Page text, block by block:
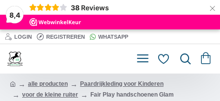
8,4
38 Reviews ×
LOGIN REGISTREREN WHATSAPP
alle producten
Paardrijkleding voor Kinderen
voor de kleine ruiter
Fair Play handschoenen Glam